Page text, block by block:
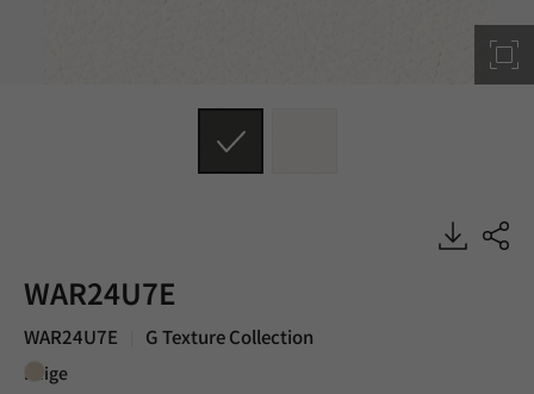
WAR24U7E
WAR24U7E G Texture Collection
Beige